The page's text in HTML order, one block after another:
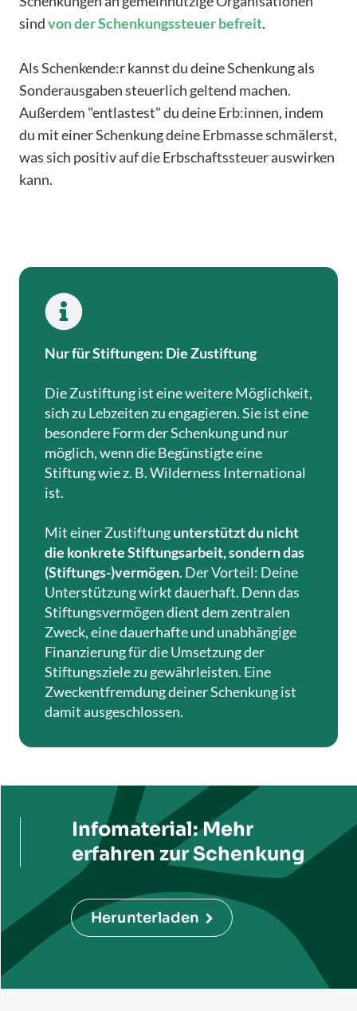
sindvon der Schenkungssteuer befreit.
Als Schenkende:r kannst du deine Schenkung als
Sonderausgaben steuerlich geltend machen.
Außerdem "entlastest" du deine Erb:innen, indem
du mit einer Schenkung deine Erbmasse schmälerst,
was sich positiv auf die Erbschaftssteuer auswirken
kann.

Nur für Stiftungen: Die Zustiftung
Die Zustiftung ist eine weitere Möglichkeit,
sich zu Lebzeiten zu engagieren. Sie ist eine
besondere Form der Schenkung und nur
möglich, wenn die Begünstigte eine
Stiftung wie z. B. Wilderness International
ist.
Mit einer Zustiftungunterstützt du nicht
die konkrete Stiftungsarbeit, sondern das
(Stiftungs-)vermögen. Der Vorteil: Deine
Unterstützung wirkt dauerhaft. Denn das
Stiftungsvermögen dient dem zentralen
Zweck, eine dauerhafte und unabhängige
Finanzierung für die Umsetzung der
Stiftungsziele zu gewährleisten. Eine
Zweckentfremdung deiner Schenkung ist
damit ausgeschlossen.
Infomaterial: Mehr
erfahren zur Schenkung
Herunterladen